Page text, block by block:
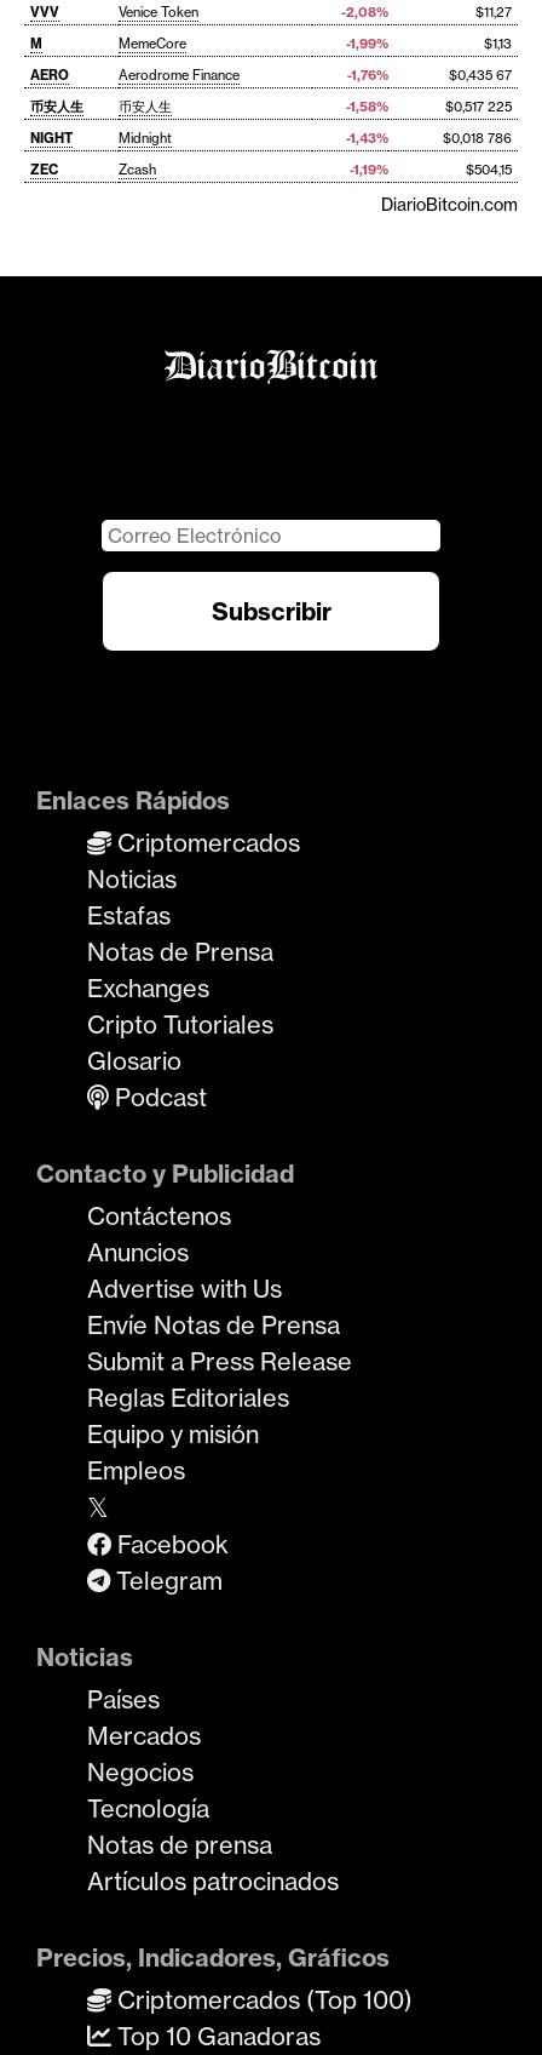
VVV Venice Token -2,08%
$11,27
M
MemeCore -1,99%
$1,13
AERO
Aerodrome Finance -1,76%
$0,435 67
币安人生
币安人生 -1,58%
$0,517 225
NIGHT
Midnight -1,43%
$0,018 786
ZEC
Zcash -1,19% $504,15
DiarioBitcoin.com
Enlaces Rápidos
Criptomercados
Noticias
Estafas
Notas de Prensa
Exchanges
Cripto Tutoriales
Glosario
Podcast
Contacto y Publicidad
Contáctenos
Anuncios
Advertise with Us
Envíe Notas de Prensa
Submit a Press Release
Reglas Editoriales
Equipo y misión
Empleos
𝕏
Facebook
Telegram
Noticias
Países
Mercados
Negocios
Tecnología
Notas de prensa
Artículos patrocinados
Precios, Indicadores, Gráficos
Criptomercados (Top 100)
Top 10 Ganadoras